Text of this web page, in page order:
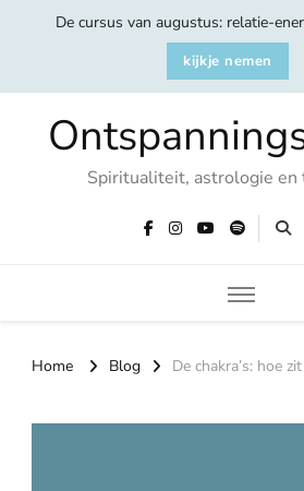
De cursus van augustus: relatie-
kijkje nemen
Spiritualiteit, astrologie en
Home Blog De chakra’s: hoe